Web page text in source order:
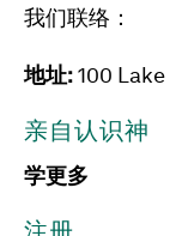
我们联络：
地址:100
亲自认识神
学更多